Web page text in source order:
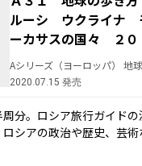
ルーシ ウクライナ
ーカサスの国々 ２０
Aシリーズ（ヨーロッパ） 地
2020.07.15 発売
分。ロシア旅行ガイドの
シアの政治や歴史、芸